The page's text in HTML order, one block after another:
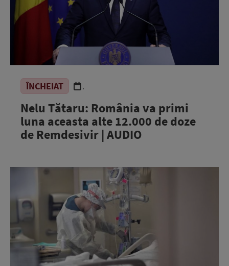
ÎNCHEIAT .
Nelu Tătaru: România va primi
luna aceasta alte 12.000 de doze
de Remdesivir | AUDIO